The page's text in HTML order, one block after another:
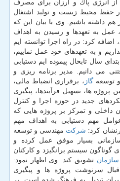
از انرژی پاك و ارزان برای مصرف
حفظ محیط زیست و تولید اشتغال
داشته باشیم. وی با بیان این كه
، عمل به تعهدها و رسیدن به اهداف
كرد: در راه اجرا توانسته ایم
و به تعهدهای خود عمل نماییم،
سال تابحال پیموده ایم دستیابی
می دانیم. مدیر برنامه ریزی و
توسعهگاز ، برقراری انضباط مالی،
پروژه ها، تسهیل فرآیندها، پیگیری
جدید در حوزه اجرا و كنترل
داخلی و تمركز بر پروژه هایی كه
مهم دستیابی به اهداف مهم
كرد: شركت مهندسی و توسعه
بسیار موفق عمل كرده و
گوناگون سیستم برانگیزد و كاركنان
سازمان تشویق كند. وی اظهار نمود:
سرنوشت پروژه ها و پیگیری
تبدیل به فرهنگ شده است. بر